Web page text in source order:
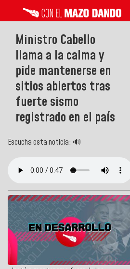
Ministro Cabello
llama a la calma y
pide mantenerse en
sitios abiertos tras
fuerte sismo
registrado en el país
Escucha esta noticia: 🔊